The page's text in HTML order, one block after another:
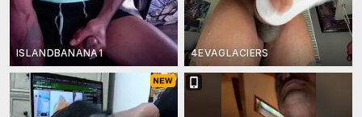
ISLANDBANANA1 4EVAGLACIERS